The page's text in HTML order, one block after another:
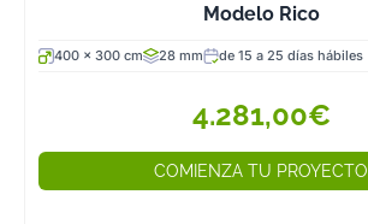
Modelo Rico
400 x 300 cm 28 mm de 15 a 25 días hábiles
4.281,00€
COMIENZA TU PROYECTO